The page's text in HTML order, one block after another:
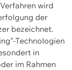
wird
der
bezeichnet.
Technologien
in
im Rahmen